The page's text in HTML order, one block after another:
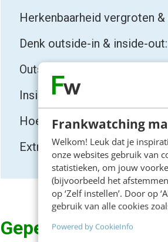
Frankwatching
Welkom! Leuk dat je
onze websites gebruik van
statistieken, om jouw
(bijvoorbeeld het
op ‘Zelf instellen’. Door op
gebruik van alle cookies
Powered by CookieInfo
Herkenbaarheid vergroten
Denk outside-in & inside-
Outside-in: actionable buyer
Inside-out: brand personality
Hoe bouw je de brand
Extra ingrediënt: jouw brand
Gepercipieerde